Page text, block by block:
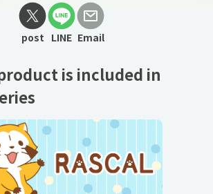
post LINE Email
is included in